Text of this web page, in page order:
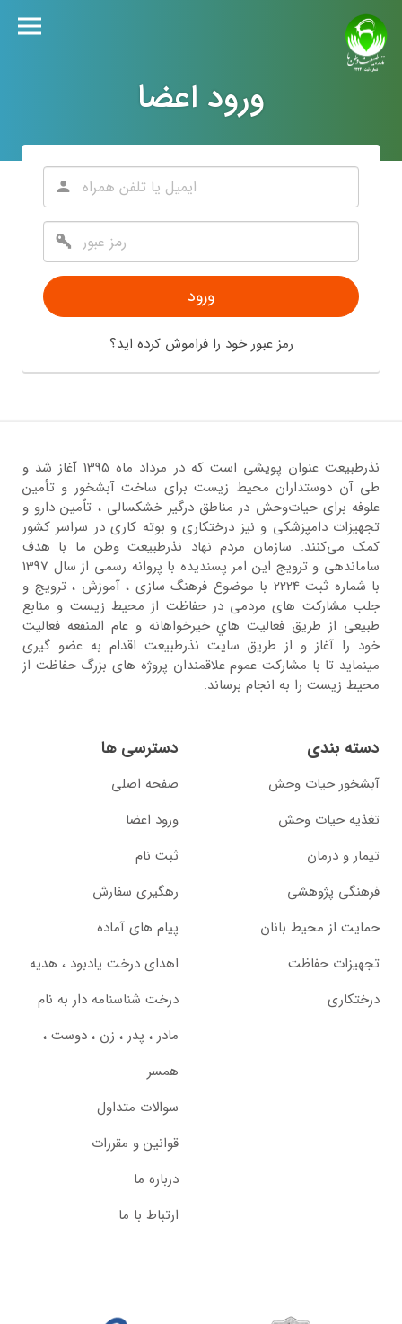
ورود اعضا
ورود
رمز عبور خود را فراموش کرده اید؟
نذرطبیعت عنوان پویشی است که در مرداد ماه 1395 آغاز شد و
طی آن دوستداران محیط زیست برای ساخت آبشخور و تأمین
علوفه برای حیات‌وحش در مناطق درگیر خشکسالی ، تاٌمین دارو و
تجهیزات دامپزشکی و نیز درختکاری و بوته کاری در سراسر کشور
کمک می‌کنند. سازمان مردم نهاد نذرطبیعت وطن ما با هدف
ساماندهی و ترویج این امر پسندیده با پروانه رسمی از سال 1397
با شماره ثبت 2224 با موضوع فرهنگ سازی ، آموزش ، ترویج و
جلب مشارکت های مردمی در حفاظت از محیط زیست و منابع
طبیعی از طریق فعالیت هاي خیرخواهانه و عام المنفعه فعالیت
خود را آغاز و از طریق سایت نذرطبیعت اقدام به عضو گیری
مینماید تا با مشارکت عموم علاقمندان پروژه های بزرگ حفاظت از
محیط زیست را به انجام برساند.
دسته بندی
آبشخور حیات وحش
تغذیه حیات وحش
تیمار و درمان
فرهنگی پژوهشی
حمایت از محیط بانان
تجهیزات حفاظت
درختکاری
دسترسی ها
صفحه اصلی
ورود اعضا
ثبت نام
رهگیری سفارش
پیام های آماده
اهدای درخت یادبود ،‌ هدیه
درخت شناسنامه دار به نام
مادر ، پدر ، زن ، دوست ،
همسر
سوالات متداول
قوانین و مقررات
درباره ما
ارتباط با ما